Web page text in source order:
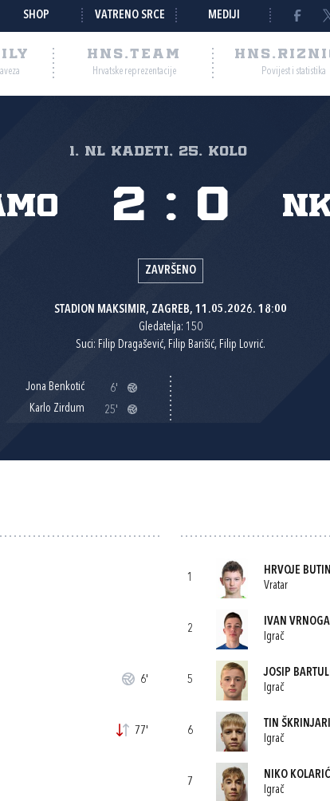
SHOP VATRENO SRCE MEDIJI
HNS.TEAM
Hrvatske reprezentacije Povijest i statistika
1. NL kadeti, 25. kolo
2 : 0
ZAVRŠENO
STADION MAKSIMIR, ZAGREB, 11.05.2026. 18:00
Gledatelja: 150
Suci: Filip Dragašević, Filip Barišić, Filip Lovrić.
Jona Benkotić
6'
Karlo Zirdum
25'
6'
77'
1
HRVOJE
Vratar
2
IVAN VRNOGA
Igrač
5
JOSIP
Igrač
6
TIN
Igrač
7
NIKO KOLARIĆ
Igrač